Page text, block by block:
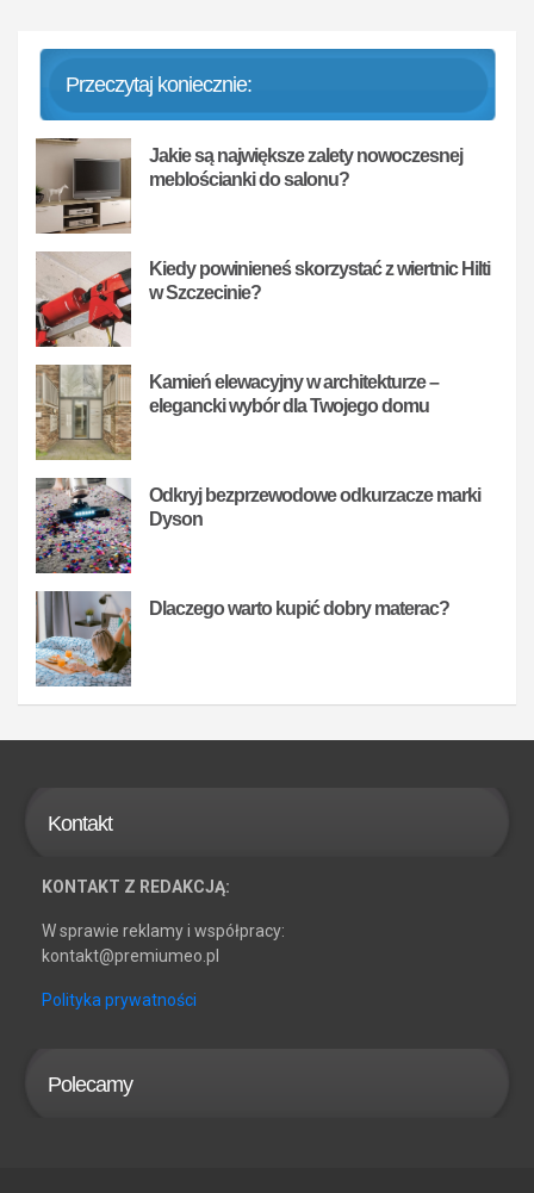
Przeczytaj koniecznie:
Jakie są największe zalety nowoczesnej
meblościanki do salonu?
Kiedy powinieneś skorzystać z wiertnic Hilti
w Szczecinie?
Kamień elewacyjny w architekturze –
elegancki wybór dla Twojego domu
Odkryj bezprzewodowe odkurzacze marki
Dyson
Dlaczego warto kupić dobry materac?
Kontakt
KONTAKT Z REDAKCJĄ:
W sprawie reklamy i współpracy:
kontakt@premiumeo.pl
Polityka prywatności
Polecamy